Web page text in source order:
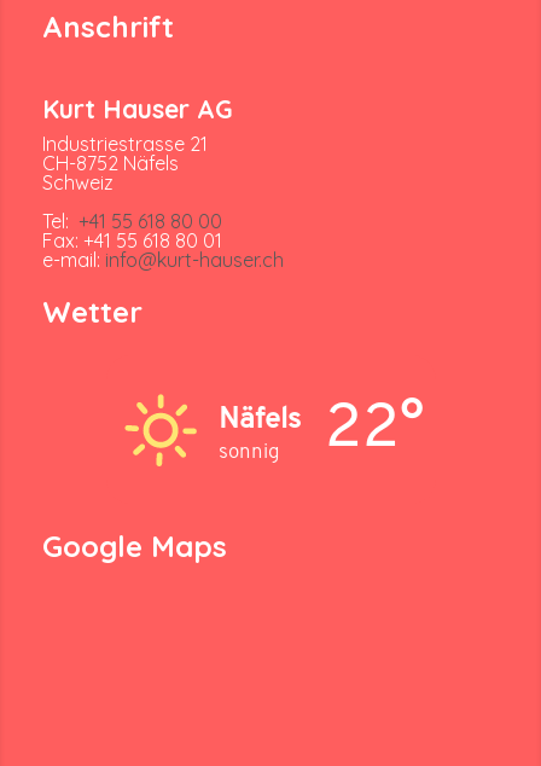
Anschrift
Kurt Hauser AG
Industriestrasse 21
CH-8752 Näfels
Schweiz
Tel: +41 55 618 80 00
Fax: +41 55 618 80 01
e-mail: info@kurt-hauser.ch
Wetter
Näfels
sonnig 22°
Google Maps